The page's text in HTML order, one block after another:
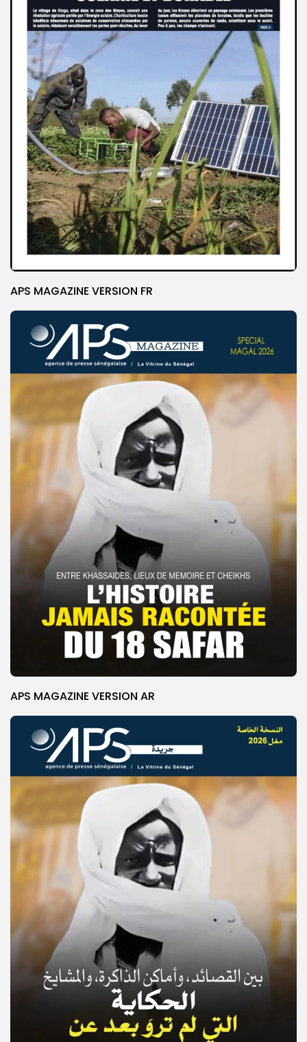
© Copyright 2025, APS
APS MAGAZINE VERSION FR
APS MAGAZINE VERSION AR